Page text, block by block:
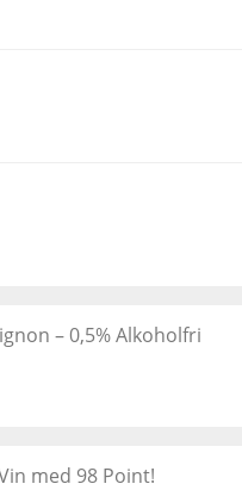
– 0,5% Alkoholfri
med 98 Point!